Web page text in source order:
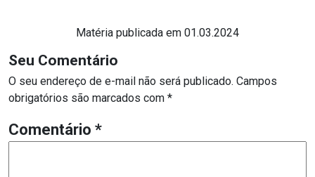
Matéria publicada em 01.03.2024
Seu Comentário
O seu endereço de e-mail não será publicado. Campos
obrigatórios são marcados com *
Comentário *